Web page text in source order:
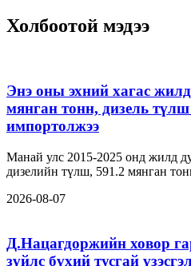
Холбоотой мэдээ
Энэ оны эхний хагас
мянган тонн, дизель
импортолжээ
Манай улс 2015-2025 онд жилд
дизелийн түлш, 591.2 мянган
2026-08-07
Д.Нацагдоржийн ховор
зүйлс бүхий тусгай